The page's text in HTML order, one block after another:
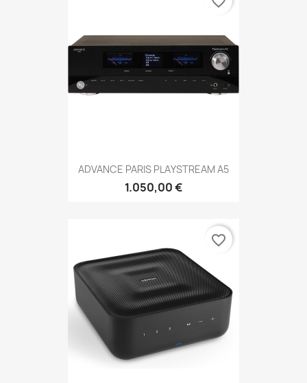
ADVANCE PARIS PLAYSTREAM A5
1.050,00 €
favorite_border